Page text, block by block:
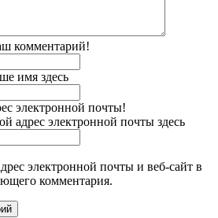
комментарий!
имя здесь
электронной почты!
адрес электронной почты здесь
электронной почты и веб-сайт в
комментария.